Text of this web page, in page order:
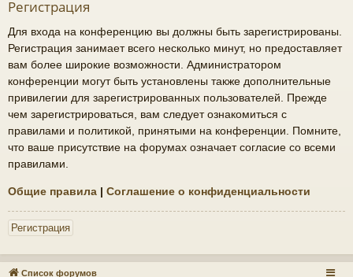
Регистрация
Для входа на конференцию вы должны быть зарегистрированы.
Регистрация занимает всего несколько минут, но предоставляет
вам более широкие возможности. Администратором
конференции могут быть установлены также дополнительные
привилегии для зарегистрированных пользователей. Прежде
чем зарегистрироваться, вам следует ознакомиться с
правилами и политикой, принятыми на конференции. Помните,
что ваше присутствие на форумах означает согласие со всеми
правилами.
Общие правила | Соглашение о конфиденциальности
Регистрация
Список форумов